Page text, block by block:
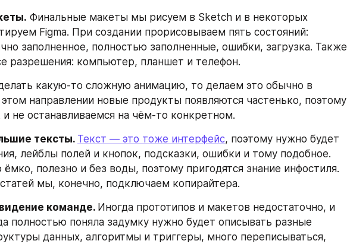
Финальные макеты мы рисуем в Sketch и в некоторых
Figma. При создании прорисовываем пять состояний:
заполненное, полностью заполненные, ошибки, загрузка. Также
разрешения: компьютер, планшет и телефон.
какую-то сложную анимацию, то делаем это обычно в
этом направлении новые продукты появляются частенько, поэтому
и не останавливаемся на чём-то конкретном.
тексты. Текст — это тоже интерфейс, поэтому нужно будет
лейблы полей и кнопок, подсказки, ошибки и тому подобное.
ёмко, полезно и без воды, поэтому пригодятся знание инфостиля.
мы, конечно, подключаем копирайтера.
команде. Иногда прототипов и макетов недостаточно, и
полностью поняла задумку нужно будет описывать разные
данных, алгоритмы и триггеры, много переписываться,